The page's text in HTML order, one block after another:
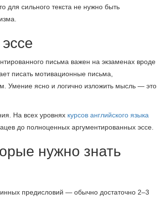
для сильного текста не нужно быть
письма важен на экзаменах вроде
писать мотивационные письма,
Умение ясно и логично изложить мысль — это
На всех уровнях курсов английского языка
до полноценных аргументированных эссе.
нужно знать
предисловий — обычно достаточно 2–3